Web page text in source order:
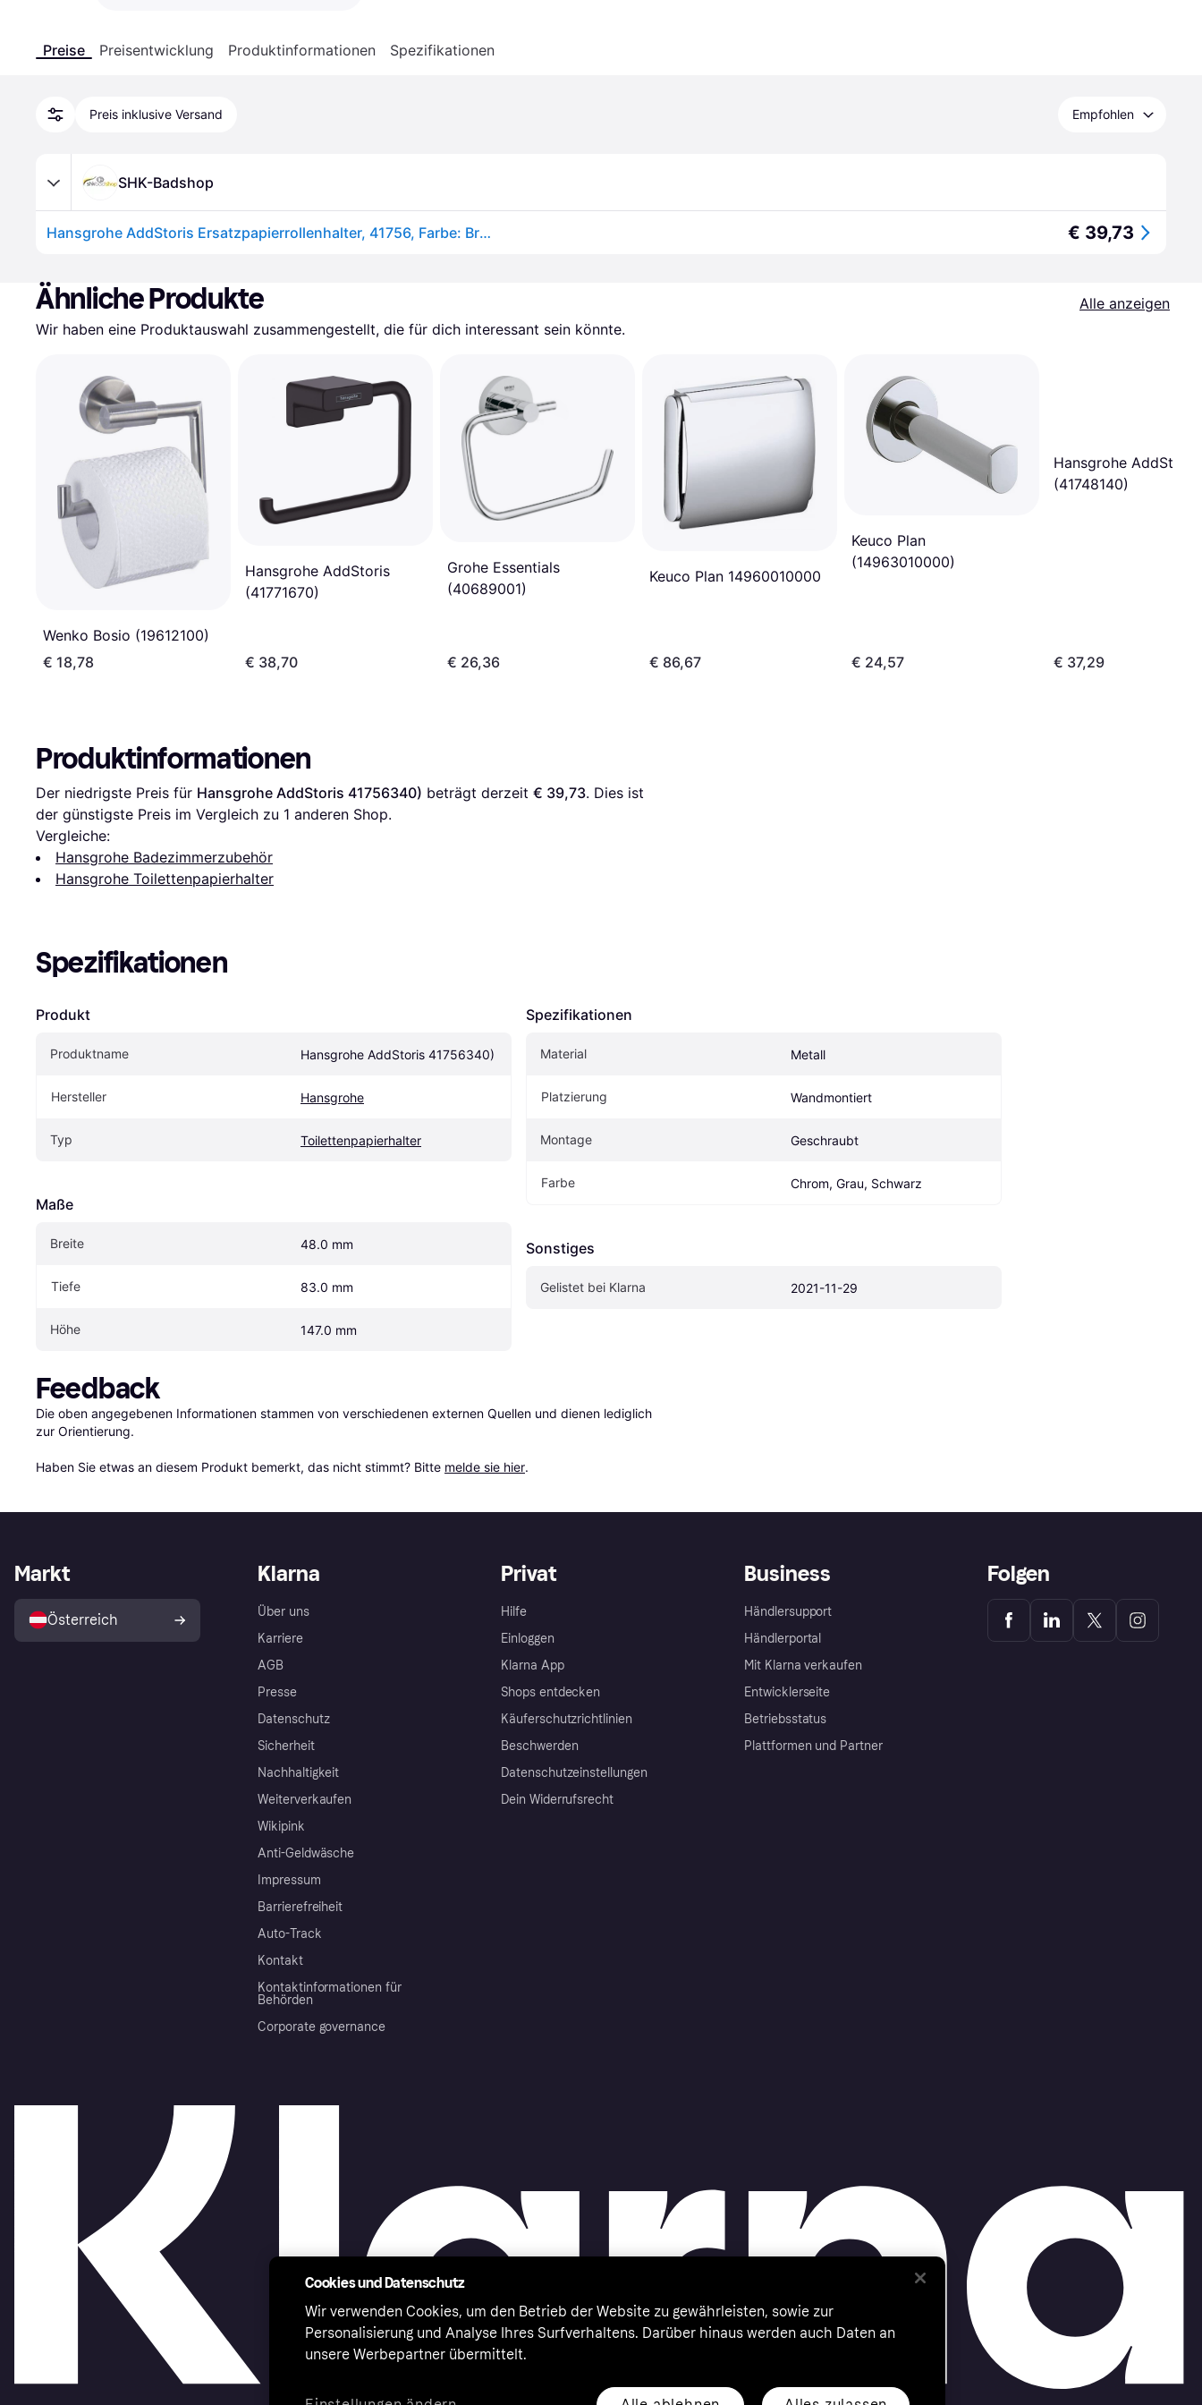
Preise Preisentwicklung Produktinformationen Spezifikationen
Preis inklusive Versand Empfohlen
SHK-Badshop
Hansgrohe AddStoris Ersatzpapierrollenhalter, 41756, Farbe: Brushed Black € 39,73
Ähnliche Produkte
Alle anzeigen
Wir haben eine Produktauswahl zusammengestellt, die für dich interessant sein könnte.
Wenko Bosio (19612100)
€ 18,78
Hansgrohe AddStoris
(41771670)
€ 38,70
Grohe Essentials
(40689001)
€ 26,36
Keuco Plan 14960010000
€ 86,67
Keuco Plan
(14963010000)
€ 24,57
Hansgrohe AddStoris
(41748140)
€ 37,29
Produktinformationen
Der niedrigste Preis für Hansgrohe AddStoris 41756340) beträgt derzeit € 39,73. Dies ist
der günstigste Preis im Vergleich zu 1 anderen Shop.
Vergleiche:
Hansgrohe Badezimmerzubehör
Hansgrohe Toilettenpapierhalter
Spezifikationen
Produkt
Produktname Hansgrohe AddStoris 41756340)
Hersteller Hansgrohe
Typ Toilettenpapierhalter
Maße
Breite 48.0 mm
Tiefe 83.0 mm
Höhe 147.0 mm
Spezifikationen
Material Metall
Platzierung Wandmontiert
Montage Geschraubt
Farbe Chrom, Grau, Schwarz
Sonstiges
Gelistet bei Klarna 2021-11-29
Feedback
Die oben angegebenen Informationen stammen von verschiedenen externen Quellen und dienen lediglich
zur Orientierung.
Haben Sie etwas an diesem Produkt bemerkt, das nicht stimmt? Bitte melde sie hier.
Klarna
Über uns
Karriere
AGB
Presse
Datenschutz
Sicherheit
Nachhaltigkeit
Weiterverkaufen
Wikipink
Anti-Geldwäsche
Impressum
Barrierefreiheit
Auto-Track
Kontakt
Kontaktinformationen für
Behörden
Corporate governance
Privat
Hilfe
Einloggen
Klarna App
Shops entdecken
Käuferschutzrichtlinien
Beschwerden
Datenschutzeinstellungen
Dein Widerrufsrecht
Business
Händlersupport
Händlerportal
Mit Klarna verkaufen
Entwicklerseite
Betriebsstatus
Plattformen und Partner
Markt
Österreich
Folgen
Cookies und Datenschutz
Wir verwenden Cookies, um den Betrieb der Website zu gewährleisten, sowie zur
Personalisierung und Analyse Ihres Surfverhaltens. Darüber hinaus werden auch Daten an
unsere Werbepartner übermittelt.